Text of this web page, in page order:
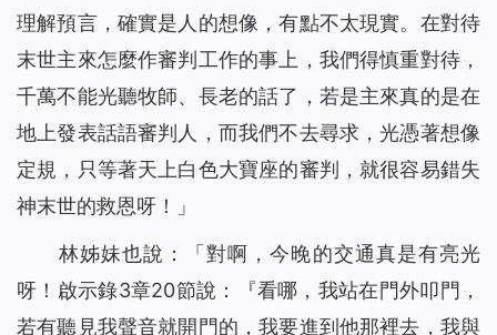
理解預言，確實是人的想像，有點不太現實。在對待
末世主來怎麼作審判工作的事上，我們得慎重對待，
千萬不能光聽牧師、長老的話了，若是主來真的是在
地上發表話語審判人，而我們不去尋求，光憑著想像
定規，只等著天上白色大寶座的審判，就很容易錯失
神末世的救恩呀！」
林姊妹也說：「對啊，今晚的交通真是有亮光
呀！啟示錄3章20節說：『看哪，我站在門外叩門，
若有聽見我聲音就開門的，我要進到他那裡去，我與